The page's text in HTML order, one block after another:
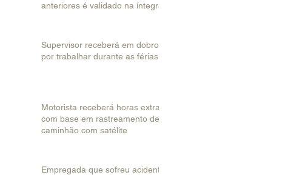
anteriores é validado na íntegra
Supervisor receberá em dobro
por trabalhar durante as férias
Motorista receberá horas extras
com base em rastreamento de
caminhão com satélite
Empregada que sofreu acidente